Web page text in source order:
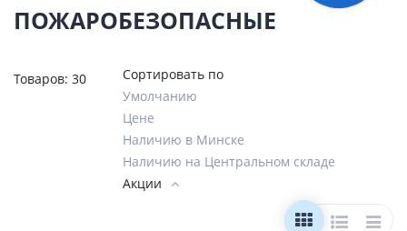
ПОЖАРОБЕЗОПАСНЫЕ
Товаров: 30
Сортировать по
Умолчанию
Цене
Наличию в Минске
Наличию на Центральном складе
Акции